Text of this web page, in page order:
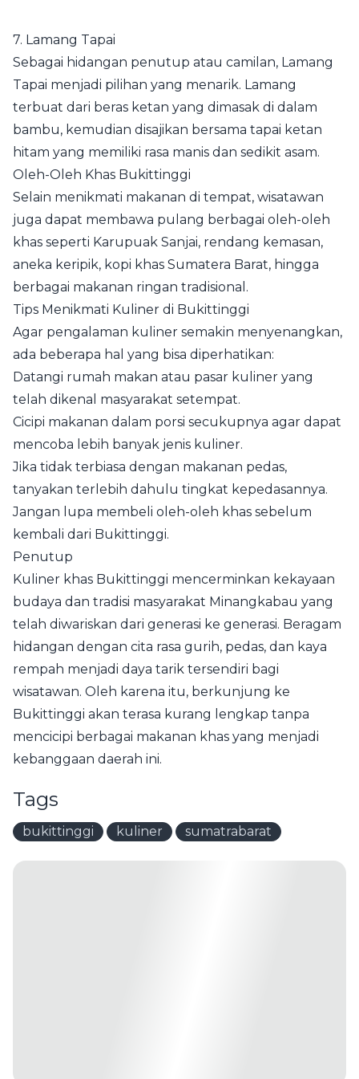
7. Lamang Tapai
Sebagai hidangan penutup atau camilan, Lamang
Tapai menjadi pilihan yang menarik. Lamang
terbuat dari beras ketan yang dimasak di dalam
bambu, kemudian disajikan bersama tapai ketan
hitam yang memiliki rasa manis dan sedikit asam.
Oleh-Oleh Khas Bukittinggi
Selain menikmati makanan di tempat, wisatawan
juga dapat membawa pulang berbagai oleh-oleh
khas seperti Karupuak Sanjai, rendang kemasan,
aneka keripik, kopi khas Sumatera Barat, hingga
berbagai makanan ringan tradisional.
Tips Menikmati Kuliner di Bukittinggi
Agar pengalaman kuliner semakin menyenangkan,
ada beberapa hal yang bisa diperhatikan:
Datangi rumah makan atau pasar kuliner yang
telah dikenal masyarakat setempat.
Cicipi makanan dalam porsi secukupnya agar dapat
mencoba lebih banyak jenis kuliner.
Jika tidak terbiasa dengan makanan pedas,
tanyakan terlebih dahulu tingkat kepedasannya.
Jangan lupa membeli oleh-oleh khas sebelum
kembali dari Bukittinggi.
Penutup
Kuliner khas Bukittinggi mencerminkan kekayaan
budaya dan tradisi masyarakat Minangkabau yang
telah diwariskan dari generasi ke generasi. Beragam
hidangan dengan cita rasa gurih, pedas, dan kaya
rempah menjadi daya tarik tersendiri bagi
wisatawan. Oleh karena itu, berkunjung ke
Bukittinggi akan terasa kurang lengkap tanpa
mencicipi berbagai makanan khas yang menjadi
kebanggaan daerah ini.
Tags
bukittinggi kuliner sumatrabarat